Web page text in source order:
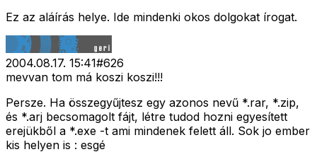
Ez az aláírás helye. Ide mindenki okos dolgokat írogat.
2004.08.17. 15:41#626
mevvan tom má koszi koszi!!!
Persze. Ha összegyűjtesz egy azonos nevű *.rar, *.zip,
és *.arj becsomagolt fájt, létre tudod hozni egyesített
erejükből a *.exe -t ami mindenek felett áll. Sok jo ember
kis helyen is : esgé